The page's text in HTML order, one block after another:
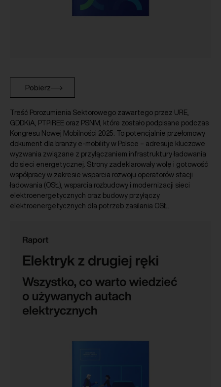
Pobierz
Treść Porozumienia Sektorowego zawartego przez URE,
GDDKiA, PTPiREE oraz PSNM, które zostało podpisane podczas
Kongresu Nowej Mobilności 2025. To potencjalnie przełomowy
dokument dla branży e-mobility w Polsce – adresuje kluczowe
wyzwania związane z przyłączaniem infrastruktury ładowania
do sieci energetycznej. Strony zadeklarowały wolę i gotowość
współpracy w zakresie wsparcia rozwoju operatorów stacji
ładowania (OSŁ), wsparcia rozbudowy i modernizacji sieci
elektroenergetycznych oraz budowy przyłączy
elektroenergetycznych dla potrzeb zasilania OSŁ.